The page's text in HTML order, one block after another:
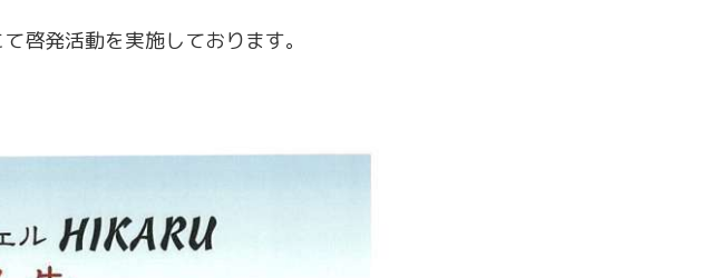
啓発活動を実施しております。